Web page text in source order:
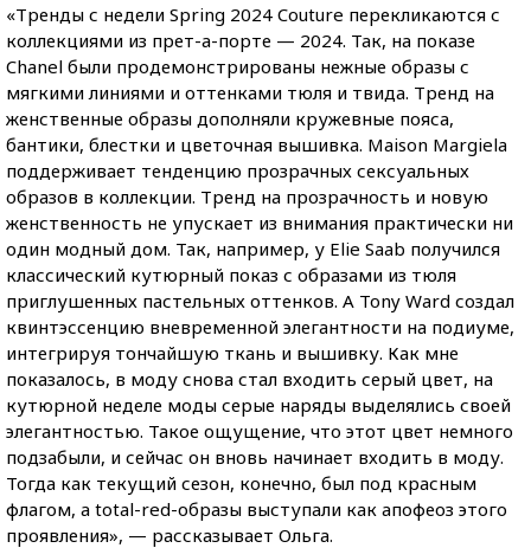
«Тренды с недели Spring 2024 Couture перекликаются с
коллекциями из прет-а-порте — 2024. Так, на показе
Chanel были продемонстрированы нежные образы с
мягкими линиями и оттенками тюля и твида. Тренд на
женственные образы дополняли кружевные пояса,
бантики, блестки и цветочная вышивка. Maison Margiela
поддерживает тенденцию прозрачных сексуальных
образов в коллекции. Тренд на прозрачность и новую
женственность не упускает из внимания практически ни
один модный дом. Так, например, у Elie Saab получился
классический кутюрный показ с образами из тюля
приглушенных пастельных оттенков. А Tony Ward создал
квинтэссенцию вневременной элегантности на подиуме,
интегрируя тончайшую ткань и вышивку. Как мне
показалось, в моду снова стал входить серый цвет, на
кутюрной неделе моды серые наряды выделялись своей
элегантностью. Такое ощущение, что этот цвет немного
подзабыли, и сейчас он вновь начинает входить в моду.
Тогда как текущий сезон, конечно, был под красным
флагом, а total-red-образы выступали как апофеоз этого
проявления», — рассказывает Ольга.